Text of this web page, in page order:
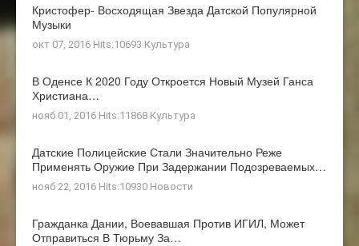
Кристофер- Восходящая Звезда Датской Популярной
Музыки
окт 07, 2016 Hits:10693 Культура
В Оденсе К 2020 Году Откроется Новый Музей Ганса
Христиана…
нояб 01, 2016 Hits:11868 Культура
Датские Полицейские Стали Значительно Реже
Применять Оружие При Задержании Подозреваемых…
нояб 22, 2016 Hits:10930 Новости
Гражданка Дании, Воевавшая Против ИГИЛ, Может
Отправиться В Тюрьму За…